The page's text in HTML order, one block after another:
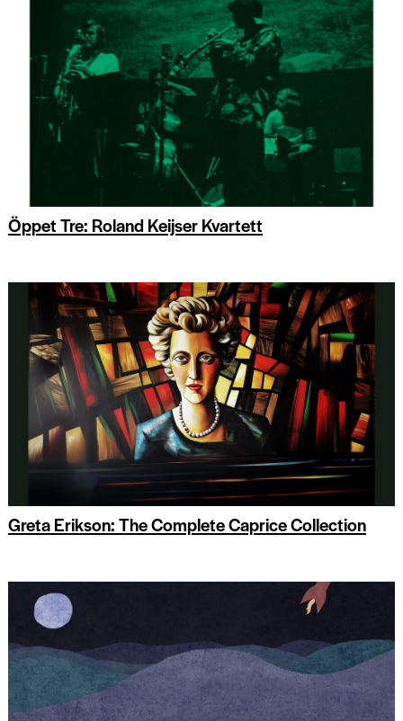
Öppet Tre: Roland Keijser Kvartett
Greta Erikson: The Complete Caprice Collection